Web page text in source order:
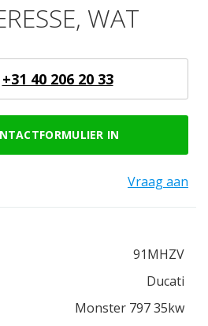
WAT
+31 40 206 20 33
IN
Vraag aan
91MHZV
Ducati
Monster 797 35kw